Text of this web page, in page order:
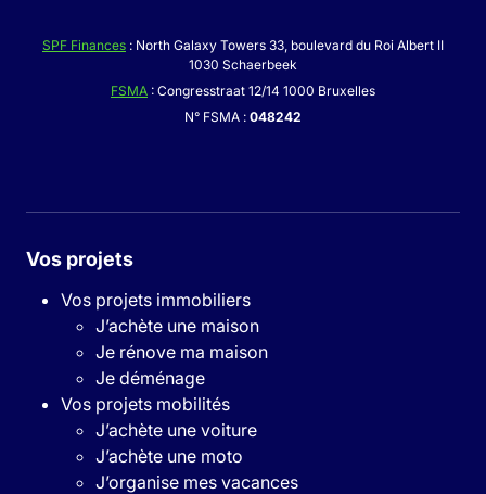
SPF Finances : North Galaxy Towers 33, boulevard du Roi Albert II
1030 Schaerbeek
FSMA : Congresstraat 12/14 1000 Bruxelles
N° FSMA : 048242
Vos projets
Vos projets immobiliers
J’achète une maison
Je rénove ma maison
Je déménage
Vos projets mobilités
J’achète une voiture
J’achète une moto
J’organise mes vacances